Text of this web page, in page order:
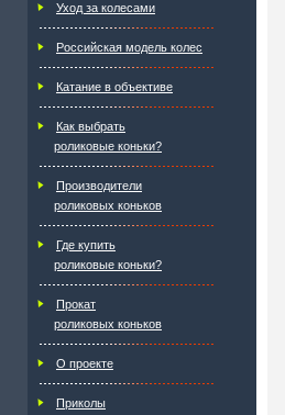
Уход за колесами
Российская модель колес
Катание в объективе
Как выбрать
роликовые коньки?
Производители
роликовых коньков
Где купить
роликовые коньки?
Прокат
роликовых коньков
О проекте
Приколы